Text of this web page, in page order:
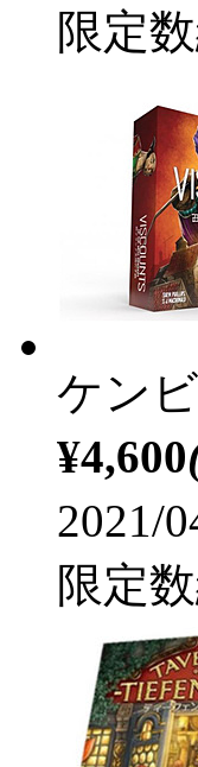
限定
ケン
¥4,600
2021/
限定